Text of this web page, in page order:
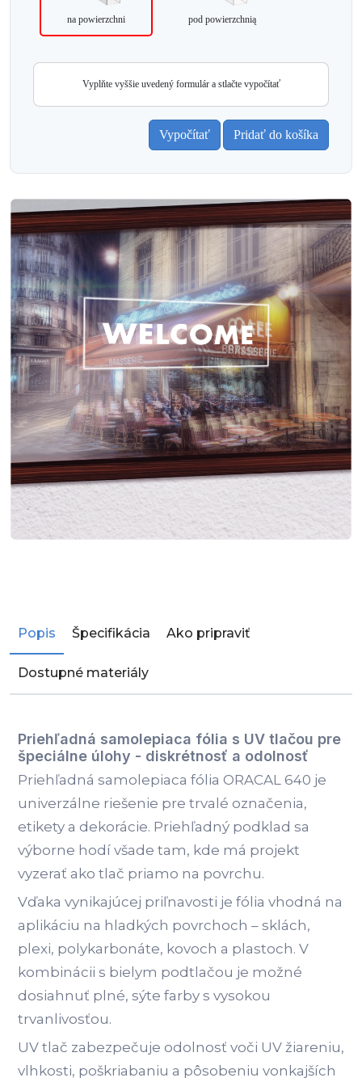
na powierzchni pod powierzchnią
Vyplňte vyššie uvedený formulár a stlačte vypočítať
Popis Špecifikácia Ako pripraviť
Dostupné materiály
Priehľadná samolepiaca fólia s UV tlačou pre
špeciálne úlohy - diskrétnosť a odolnosť
Priehľadná samolepiaca fólia ORACAL 640 je
univerzálne riešenie pre trvalé označenia,
etikety a dekorácie. Priehľadný podklad sa
výborne hodí všade tam, kde má projekt
vyzerať ako tlač priamo na povrchu.
Vďaka vynikajúcej priľnavosti je fólia vhodná na
aplikáciu na hladkých povrchoch – sklách,
plexi, polykarbonáte, kovoch a plastoch. V
kombinácii s bielym podtlačou je možné
dosiahnuť plné, sýte farby s vysokou
trvanlivosťou.
UV tlač zabezpečuje odolnosť voči UV žiareniu,
vlhkosti, poškriabaniu a pôsobeniu vonkajších